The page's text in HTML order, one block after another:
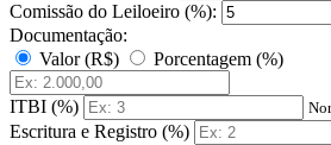
Comissão do Leiloeiro (%):
Documentação:
Valor (R$)
Porcentagem (%)
ITBI (%)
Escritura e Registro (%)